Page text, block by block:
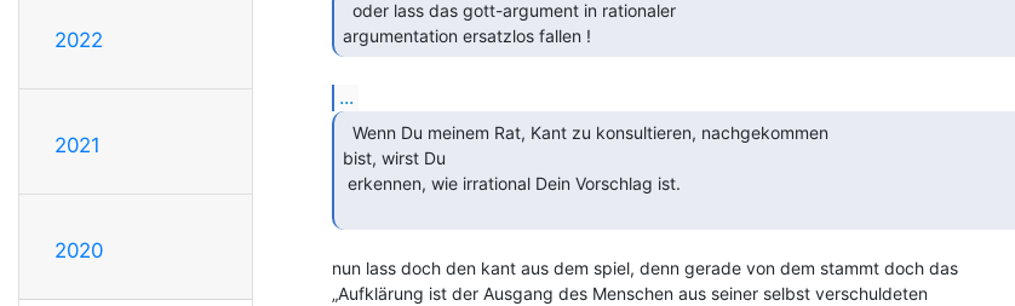
2022
2021
2020
argumentation ersatzlos fallen !
...
bist, wirst Du
nun lass doch den kant aus dem spiel, denn gerade von dem stammt doch das
„Aufklärung ist der Ausgang des Menschen aus seiner selbst verschuldeten